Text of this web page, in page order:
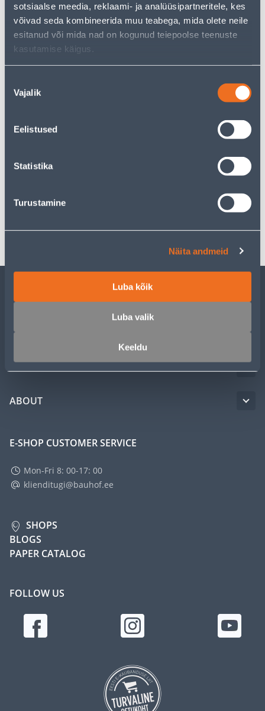
sotsiaalse meedia, reklaami- ja analüüsipartneritele, kes
võivad seda kombineerida muu teabega, mida olete neile
esitanud või mida nad on kogunud teiepoolse teenuste
kasutamise käigus.
valik
Vajalik
Eelistused
Statistika
Turustamine
Näita andmeid
Luba kõik
Luba valik
Keeldu
• Biolagunevad ühekordsed puudrita nitriilkindad.
• Heaks kiidetud toidu käitlemisel.
• Suurus L, värv: must.
• Pakendis 100 tk.
• 14-päevane tagastusõigus.
Description
CUSTOMER SERVICE
SERVICE
MASTERS CLUB
ABOUT
E-SHOP CUSTOMER SERVICE
Mon-Fri 8: 00-17: 00
klienditugi@bauhof.ee
SHOPS
BLOGS
PAPER CATALOG
FOLLOW US